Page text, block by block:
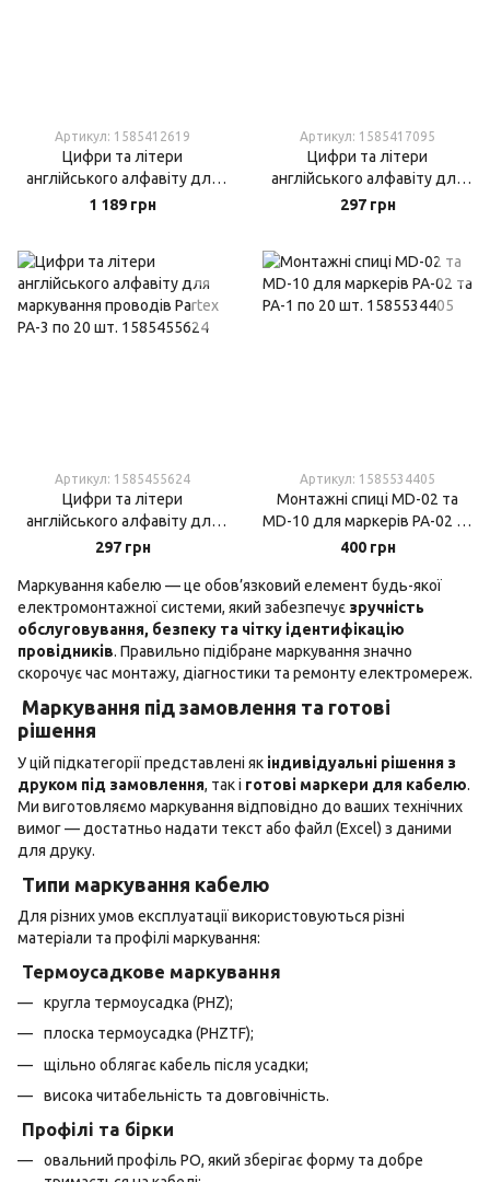
Артикул: 1585412619
Цифри та літери
англійського алфавіту для
маркування проводів Partex
1 189 грн
Артикул: 1585417095
Цифри та літери
англійського алфавіту для
маркування проводів Partex
297 грн
Артикул: 1585455624
Цифри та літери
англійського алфавіту для
маркування проводів Partex
297 грн
Артикул: 1585534405
Монтажні спиці MD-02 та
MD-10 для маркерів РА-02 та
РА-1 по 20 шт.
400 грн
Маркування кабелю — це обов’язковий елемент будь-якої
електромонтажної системи, який забезпечує зручність
обслуговування, безпеку та чітку ідентифікацію
провідників. Правильно підібране маркування значно
скорочує час монтажу, діагностики та ремонту електромереж.
Маркування під замовлення та готові
рішення
У цій підкатегорії представлені як індивідуальні рішення з
друком під замовлення, так і готові маркери для кабелю.
Ми виготовляємо маркування відповідно до ваших технічних
вимог — достатньо надати текст або файл (Excel) з даними
для друку.
Типи маркування кабелю
Для різних умов експлуатації використовуються різні
матеріали та профілі маркування:
Термоусадкове маркування
кругла термоусадка (PHZ);
плоска термоусадка (PHZTF);
щільно облягає кабель після усадки;
висока читабельність та довговічність.
Профілі та бірки
овальний профіль PO, який зберігає форму та добре